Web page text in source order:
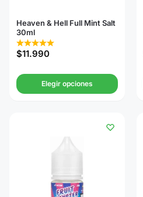
Heaven & Hell Full Mint Salt
30ml
$11.990
Elegir opciones